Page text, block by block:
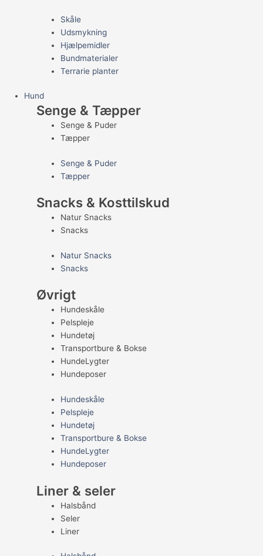
Skåle
Udsmykning
Hjælpemidler
Bundmaterialer
Terrarie planter
Hund
Senge & Tæpper
Senge & Puder
Tæpper
Senge & Puder
Tæpper
Snacks & Kosttilskud
Natur Snacks
Snacks
Natur Snacks
Snacks
Øvrigt
Hundeskåle
Pelspleje
Hundetøj
Transportbure & Bokse
HundeLygter
Hundeposer
Hundeskåle
Pelspleje
Hundetøj
Transportbure & Bokse
HundeLygter
Hundeposer
Liner & seler
Halsbånd
Seler
Liner